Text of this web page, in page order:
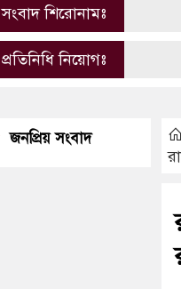
সংবাদ শিরোনামঃ
প্রতিনিধি নিয়োগঃ
জনপ্রিয় সংবাদ